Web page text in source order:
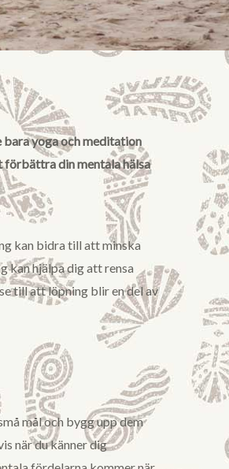
yoga och meditation
förbättra din mentala hälsa
kan bidra till att minska
kan hjälpa dig att rensa
till att löpning blir en del av
mål och bygg upp dem
när du känner dig